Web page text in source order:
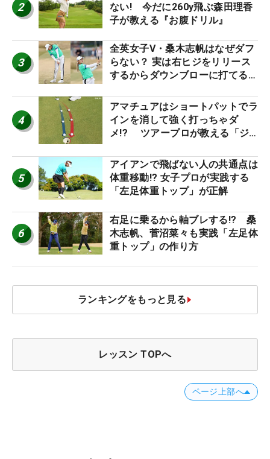
2
ない! 今だに260y飛ぶ森田理香
子が教える『お腹ドリル』
3
全英女子V・桑木志帆はなぜダフ
らない？ 実は右ヒジをリリース
するからダウンブローに打てる #
4
アマチュアはショートパットでラ
インを消して強く打っちゃダ
メ!? ツアープロが教える「ジ
減するワケ
5
アイアンで飛ばない人の共通点は
体重移動!? 女子プロが実践する
「左足体重トップ」が正解
6
右足に乗るから軸ブレする!? 桑
木志帆、菅沼菜々も実践「左足体
重トップ」の作り方
ランキングをもっと見る
レッスン TOPへ
ページ上部へ